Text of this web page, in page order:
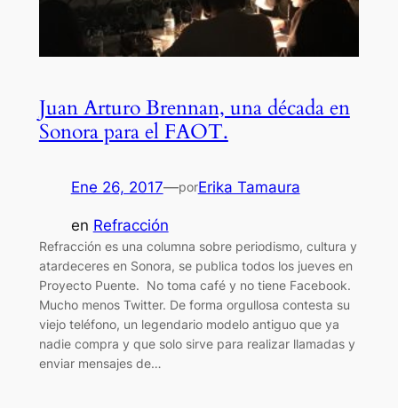
Juan Arturo Brennan, una década en
Sonora para el FAOT.
Ene 26, 2017—porErika Tamaura
en Refracción
Refracción es una columna sobre periodismo, cultura y
atardeceres en Sonora, se publica todos los jueves en
Proyecto Puente. No toma café y no tiene Facebook.
Mucho menos Twitter. De forma orgullosa contesta su
viejo teléfono, un legendario modelo antiguo que ya
nadie compra y que solo sirve para realizar llamadas y
enviar mensajes de…